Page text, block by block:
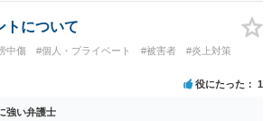
トについて
中傷 #個人・プライベート #被害者
#炎上対策
役にたった 1
強い弁護士